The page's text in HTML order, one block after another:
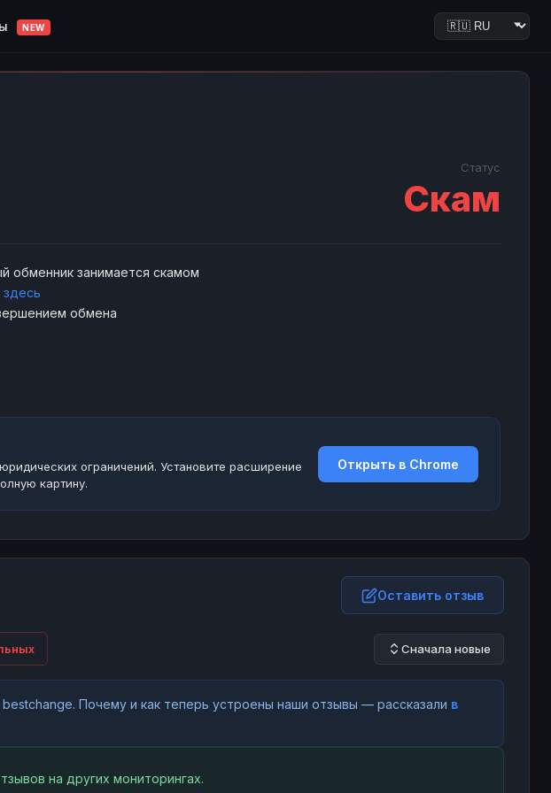
NEW
Статус
Скам
обменник занимается скамом
здесь
обмена
ограничений. Установите расширение
картину.
Открыть в Chrome
Оставить отзыв
Сначала новые
Почему и как теперь устроены наши отзывы — рассказали в
на других мониторингах.